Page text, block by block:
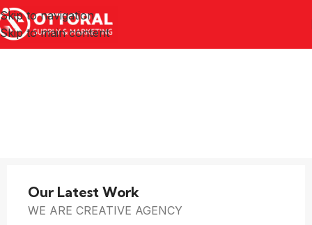
Skip to navigation
Skip to main content
Our Latest Work
WE ARE CREATIVE AGENCY